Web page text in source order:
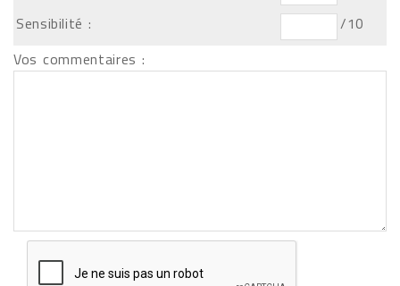
Sensibilité :
/10
Vos commentaires :